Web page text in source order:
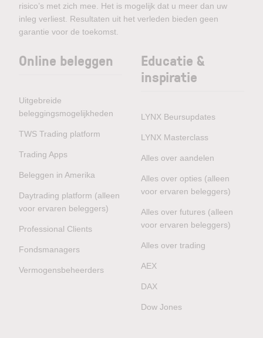
risico’s met zich mee. Het is mogelijk dat u meer dan uw
inleg verliest. Resultaten uit het verleden bieden geen
garantie voor de toekomst.
Online beleggen
Uitgebreide
beleggingsmogelijkheden
TWS Trading platform
Trading Apps
Beleggen in Amerika
Daytrading platform (alleen
voor ervaren beleggers)
Professional Clients
Fondsmanagers
Vermogensbeheerders
Educatie &
inspiratie
LYNX Beursupdates
LYNX Masterclass
Alles over aandelen
Alles over opties (alleen
voor ervaren beleggers)
Alles over futures (alleen
voor ervaren beleggers)
Alles over trading
AEX
DAX
Dow Jones